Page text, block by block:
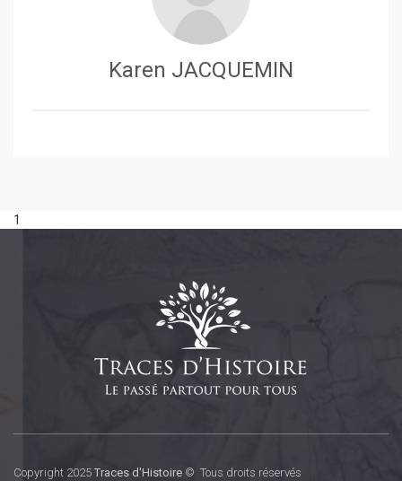
Karen JACQUEMIN
1
Copyright 2025 Traces d'Histoire © Tous droits réservés